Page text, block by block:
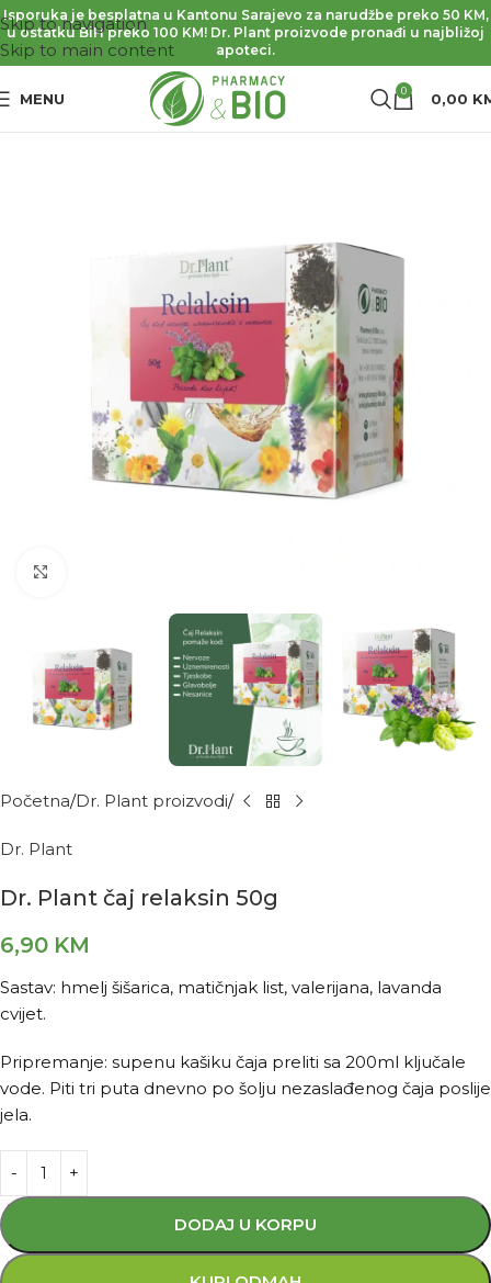
Skip to navigation
Skip to main content
Isporuka je besplatna u Kantonu Sarajevo za narudžbe preko 50 KM,
u ostatku BiH preko 100 KM! Dr. Plant proizvode pronađi u najbližoj
apoteci.
MENU 0 0,00
Početna Dr. Plant proizvodi
Dr. Plant
Dr. Plant čaj relaksin 50g
6,90 KM
Sastav: hmelj šišarica, matičnjak list, valerijana, lavanda
cvijet.
Pripremanje: supenu kašiku čaja preliti sa 200ml ključale
vode. Piti tri puta dnevno po šolju nezaslađenog čaja poslije
jela.
DODAJ U KORPU